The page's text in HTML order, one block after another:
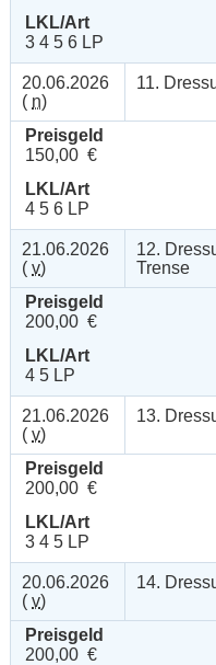
LKL/Art
3 4 5 6 LP
20.06.2026
( n)
11.
Preisgeld
150,00 €
LKL/Art
4 5 6 LP
21.06.2026
( v)
12.
Trense
Preisgeld
200,00 €
LKL/Art
4 5 LP
21.06.2026
( v)
13.
Preisgeld
200,00 €
LKL/Art
3 4 5 LP
20.06.2026
( v)
14.
Preisgeld
200,00 €